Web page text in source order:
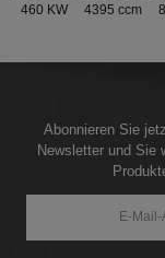
460 KW 4395 ccm
Abonnieren Sie
Newsletter und Sie